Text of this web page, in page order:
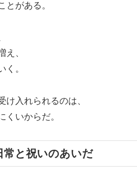
とがある。
え、
く。
け入れられるのは、
くいからだ。
と祝いのあいだ